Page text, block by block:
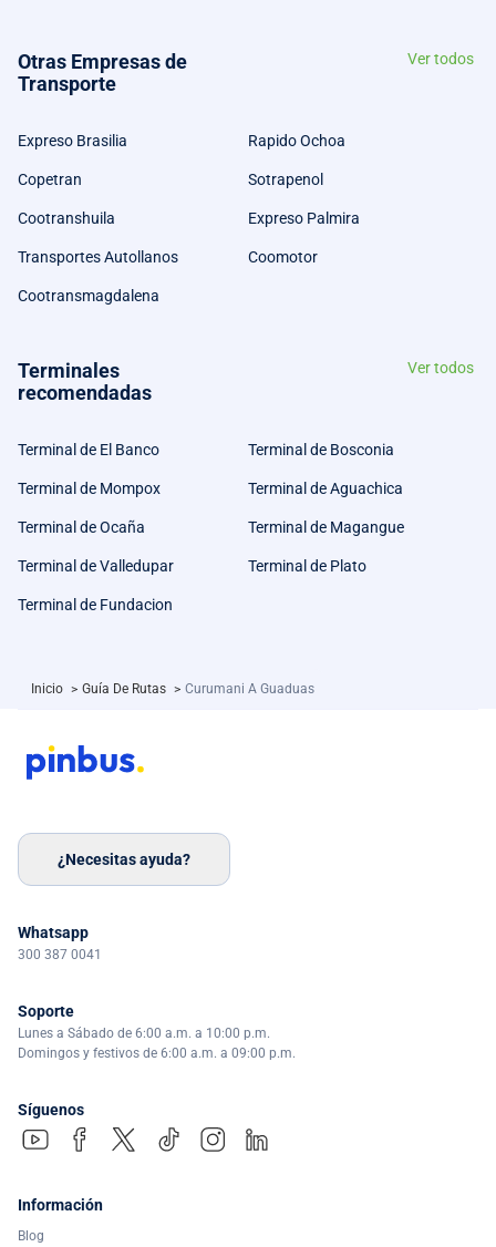
Otras Empresas de
Transporte
Ver todos
Expreso Brasilia Rapido Ochoa
Copetran Sotrapenol
Cootranshuila Expreso Palmira
Transportes Autollanos Coomotor
Cootransmagdalena
Terminales
recomendadas
Ver todos
Terminal de El Banco Terminal de Bosconia
Terminal de Mompox Terminal de Aguachica
Terminal de Ocaña Terminal de Magangue
Terminal de Valledupar Terminal de Plato
Terminal de Fundacion
Inicio > Guía De Rutas > Curumani A Guaduas
¿Necesitas ayuda?
Whatsapp
300 387 0041
Soporte
Lunes a Sábado de 6:00 a.m. a 10:00 p.m.
Domingos y festivos de 6:00 a.m. a 09:00 p.m.
Síguenos
Información
Blog